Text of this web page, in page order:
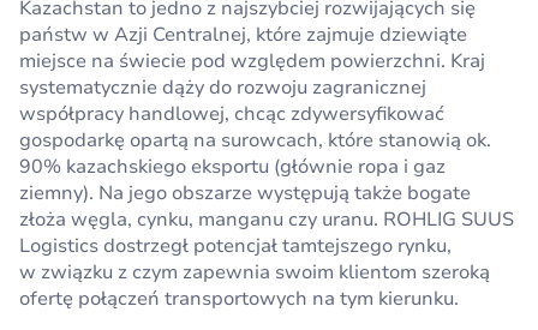
Kazachstan to jedno z najszybciej rozwijających się
państw w Azji Centralnej, które zajmuje dziewiąte
miejsce na świecie pod względem powierzchni. Kraj
systematycznie dąży do rozwoju zagranicznej
współpracy handlowej, chcąc zdywersyfikować
gospodarkę opartą na surowcach, które stanowią ok.
90% kazachskiego eksportu (głównie ropa i gaz
ziemny). Na jego obszarze występują także bogate
złoża węgla, cynku, manganu czy uranu. ROHLIG SUUS
Logistics dostrzegł potencjał tamtejszego rynku,
w związku z czym zapewnia swoim klientom szeroką
ofertę połączeń transportowych na tym kierunku.